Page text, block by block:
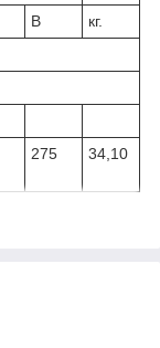
В кг.
275 34,10